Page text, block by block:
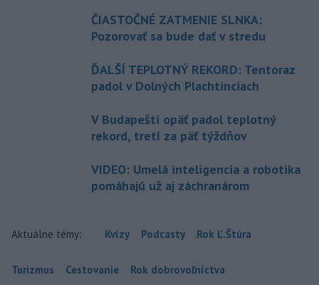
ČIASTOČNÉ ZATMENIE SLNKA:
Pozorovať sa bude dať v stredu
ĎALŠÍ TEPLOTNÝ REKORD: Tentoraz
padol v Dolných Plachtinciach
V Budapešti opäť padol teplotný
rekord, tretí za päť týždňov
VIDEO: Umelá inteligencia a robotika
pomáhajú už aj záchranárom
Aktuálne témy: Kvízy Podcasty Rok Ľ.Štúra
Turizmus Cestovanie Rok dobrovoľníctva